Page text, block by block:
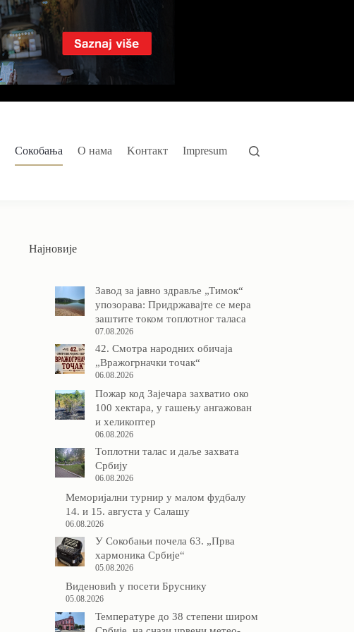
Сокобања O нама Kонтакт Impresum
Најновије
Завод за јавно здравље „Тимок“
упозорава: Придржавајте се мера
заштите током топлотног таласа
07.08.2026
42. Смотра народних обичаја
„Вражогрначки точак“
06.08.2026
Пожар код Зајечара захватио око
100 хектара, у гашењу ангажован
и хеликоптер
06.08.2026
Tоплотни талас и даље захвата
Србију
06.08.2026
Меморијални турнир у малом фудбалу
14. и 15. августа у Салашу
06.08.2026
У Сокобањи почела 63. „Прва
хармоника Србије“
05.08.2026
Виденовић у посети Бруснику
05.08.2026
Температуре до 38 степени широм